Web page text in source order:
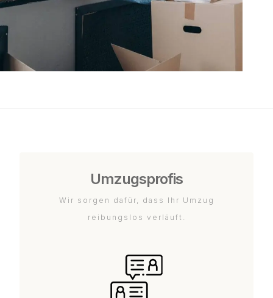
Umzugsprofis
Wir sorgen dafür, dass Ihr Umzug
reibungslos verläuft.